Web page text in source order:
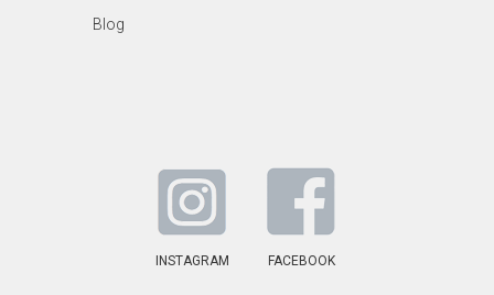
Blog
INSTAGRAM FACEBOOK